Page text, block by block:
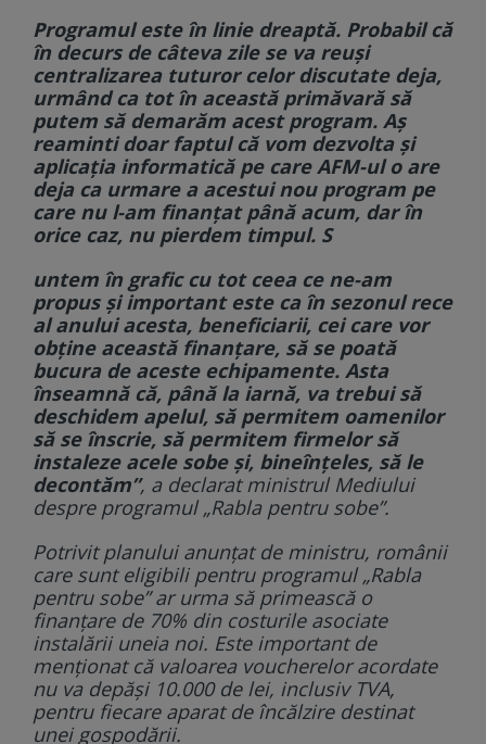
Programul este în linie dreaptă. Probabil că
în decurs de câteva zile se va reuşi
centralizarea tuturor celor discutate deja,
urmând ca tot în această primăvară să
putem să demarăm acest program. Aş
reaminti doar faptul că vom dezvolta şi
aplicaţia informatică pe care AFM-ul o are
deja ca urmare a acestui nou program pe
care nu l-am finanţat până acum, dar în
orice caz, nu pierdem timpul. S
untem în grafic cu tot ceea ce ne-am
propus şi important este ca în sezonul rece
al anului acesta, beneficiarii, cei care vor
obţine această finanţare, să se poată
bucura de aceste echipamente. Asta
înseamnă că, până la iarnă, va trebui să
deschidem apelul, să permitem oamenilor
să se înscrie, să permitem firmelor să
instaleze acele sobe şi, bineînţeles, să le
decontăm”, a declarat ministrul Mediului
despre programul „Rabla pentru sobe”.
Potrivit planului anunțat de ministru, românii
care sunt eligibili pentru programul „Rabla
pentru sobe” ar urma să primească o
finanțare de 70% din costurile asociate
instalării uneia noi. Este important de
menționat că valoarea voucherelor acordate
nu va depăși 10.000 de lei, inclusiv TVA,
pentru fiecare aparat de încălzire destinat
unei gospodării.